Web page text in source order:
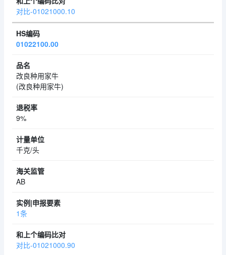
对比-01021000.10
01022100.00
改良种用家牛
(改良种用家牛)
9%
千克/头
AB
1条
对比-01021000.90